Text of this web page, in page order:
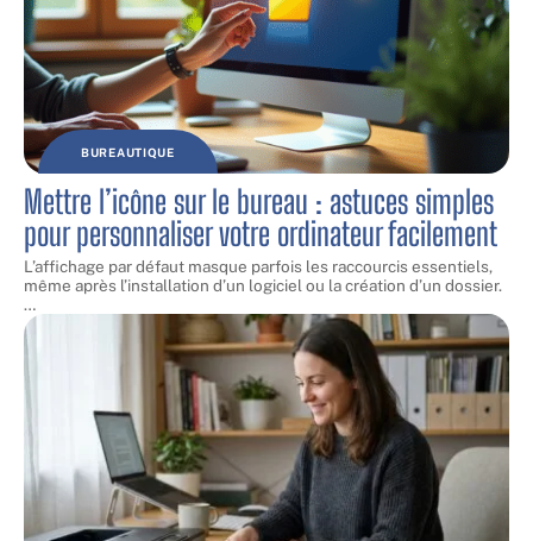
BUREAUTIQUE
Mettre l’icône sur le bureau : astuces simples
pour personnaliser votre ordinateur facilement
L’affichage par défaut masque parfois les raccourcis essentiels,
même après l’installation d’un logiciel ou la création d’un dossier.
…